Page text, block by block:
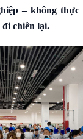
– không thực
chiên lại.